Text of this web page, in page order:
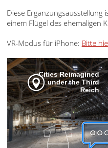
Français
Italiano
Nederlands
Polski
Português
Diese Ergänzungsausstellung
einem Flügel des ehemaligen
VR-Modus für iPhone: Bitte